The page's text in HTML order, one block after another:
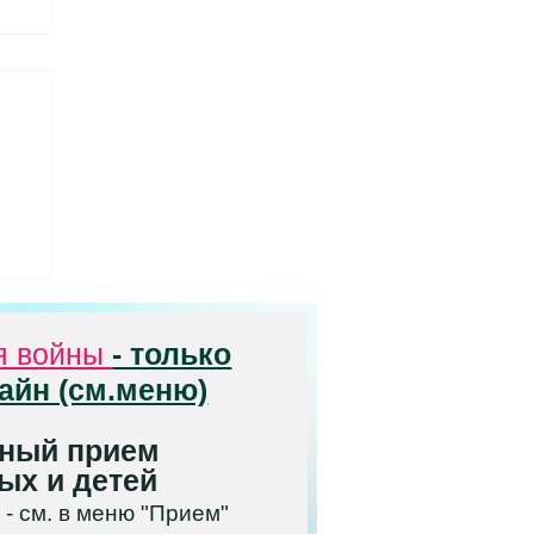
войны - только
(см.меню)
прием
и детей
- см. в меню "Прием"